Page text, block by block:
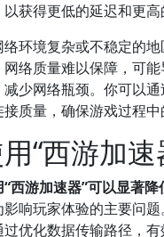
获得更低的延迟和更高
络环境复杂或不稳定的
网络质量难以保障，可
减少网络瓶颈。你可以
质量，确保游戏过程中
“西游加
“西游加速器”可以显著
影响玩家体验的主要问
过优化数据传输路径，